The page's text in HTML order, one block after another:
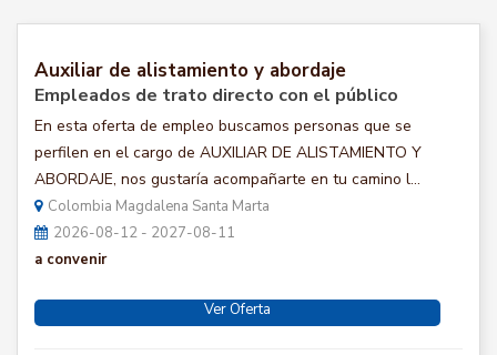
Auxiliar de alistamiento y abordaje
Empleados de trato directo con el público
En esta oferta de empleo buscamos personas que se
perfilen en el cargo de AUXILIAR DE ALISTAMIENTO Y
ABORDAJE, nos gustaría acompañarte en tu camino l...
Colombia Magdalena Santa Marta
2026-08-12 - 2027-08-11
a convenir
Ver Oferta